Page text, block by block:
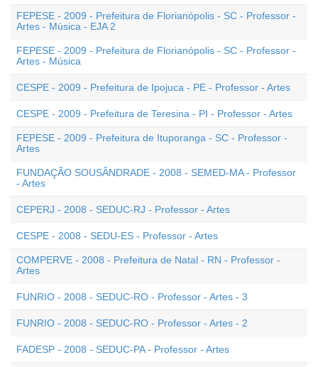
FEPESE - 2009 - Prefeitura de Florianópolis - SC - Professor -
Artes - Música - EJA 2
FEPESE - 2009 - Prefeitura de Florianópolis - SC - Professor -
Artes - Música
CESPE - 2009 - Prefeitura de Ipojuca - PE - Professor - Artes
CESPE - 2009 - Prefeitura de Teresina - PI - Professor - Artes
FEPESE - 2009 - Prefeitura de Ituporanga - SC - Professor -
Artes
FUNDAÇÃO SOUSÂNDRADE - 2008 - SEMED-MA - Professor
- Artes
CEPERJ - 2008 - SEDUC-RJ - Professor - Artes
CESPE - 2008 - SEDU-ES - Professor - Artes
COMPERVE - 2008 - Prefeitura de Natal - RN - Professor -
Artes
FUNRIO - 2008 - SEDUC-RO - Professor - Artes - 3
FUNRIO - 2008 - SEDUC-RO - Professor - Artes - 2
FADESP - 2008 - SEDUC-PA - Professor - Artes